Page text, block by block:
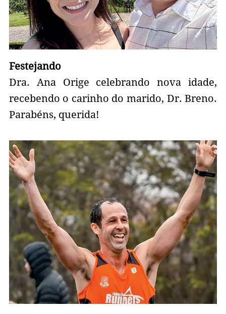
Festejando
Dra. Ana Orige celebrando nova idade,
recebendo o carinho do marido, Dr. Breno.
Parabéns, querida!